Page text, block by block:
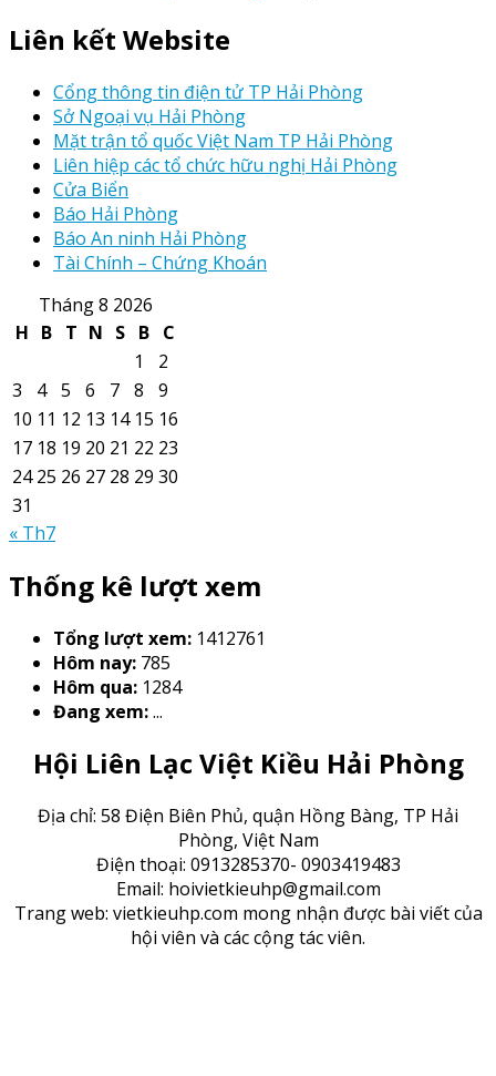
Liên kết Website
Cổng thông tin điện tử TP Hải Phòng
Sở Ngoại vụ Hải Phòng
Mặt trận tổ quốc Việt Nam TP Hải Phòng
Liên hiệp các tổ chức hữu nghị Hải Phòng
Cửa Biển
Báo Hải Phòng
Báo An ninh Hải Phòng
Tài Chính – Chứng Khoán
Tháng 8 2026
H B T N S B C
1
2
3
4 5 6 7 8
9
10 11 12 13 14 15 16
17 18 19 20 21 22 23
24 25 26 27 28 29 30
31
« Th7
Thống kê lượt xem
Tổng lượt xem: 1412761
Hôm nay: 785
Hôm qua: 1284
Đang xem:...
Hội Liên Lạc Việt Kiều Hải Phòng
Địa chỉ: 58 Điện Biên Phủ, quận Hồng Bàng, TP Hải
Phòng, Việt Nam
Điện thoại: 0913285370- 0903419483
Email: hoivietkieuhp@gmail.com
Trang web: vietkieuhp.com mong nhận được bài viết của
hội viên và các cộng tác viên.